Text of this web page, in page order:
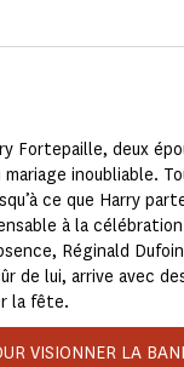
Fortepaille, deux
mariage inoubliable.
ce que Harry
à la
Réginald
de lui, arrive avec
la fête.
VISIONNER LA